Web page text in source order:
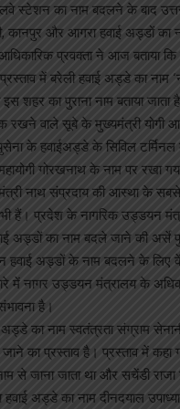
स्टेशन का नाम बदलने के बाद
कानपुर और आगरा हवाई अड्डों का
प्रवक्ता ने आज बताया कि
में बरेली हवाई अड्डे का नाम
शहर का पुराना नाम बताया जाता
रखने वाले सूबे के मुख्यमंत्री योगी
के हवाईअड्डे के सिविल
गोरखनाथ के नाम पर रखा
नाथ संप्रदाय की आस्था के
भी हैं। प्रदेश के नागरिक उड्डयन
अड्डों का नाम बदले जाने की अर्से
हवाई अड्डों के नाम बदलने के
में नागर उड्डयन मंत्रालय के
है।
का नाम स्वतंत्रता संग्राम
जाने का प्रस्ताव है। प्रस्ताव में कहा
से जाना जाता था और सचेंडी
अड्डे का नाम दीनदयाल